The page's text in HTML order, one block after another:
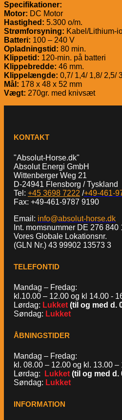
Specifikationer:
Motor: DC Motor
Hastighed: 5.300 o/m.
Strømforsyning: Kabel/Lithium-
Batteri: 100 – 240 V
Opladningstid: 80 min.
Klippetid: 120-min. på batteri
Klippebredde: 46 mm.
Klippelængde: 0,7/ 1,4/ 1,8/ 2,5/
Mål: 178 x 48 x 52 mm
Vægt: 270gr. med knivsæt
KONTAKT
"Absolut-Horse.dk"
Absolut Energi GmbH
Wittenberger Weg 21
D-24941 Flensborg / Tyskland
Tel: +45 3698 7222 /+49-461-
Fax: +49-461-9787 9190
Email: info@absolut-horse.dk
Int. momsnummer DE 276 840
Vores Globale Lokationsnr.
(GLN Nr.) 43 99902 13573 3
TELEFONTID
Mandag – Fredag:
kl.10.00 – 12.00 og kl 14.00 -
Lørdag: Lukket (til og med d.
Søndag: Lukket
ÅBNINGSTIDER
Mandag – Fredag:
kl. 08.00 – 12.00 og kl. 13.00 –
Lørdag:
Lukket (til og med d.
Søndag: Lukket
INFORMATION